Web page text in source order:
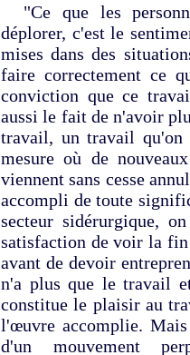
"Ce que les
déplorer, c'est le
mises dans des
faire correctement ce
conviction que ce
aussi le fait de n'avoir
travail, un travail qu'on
mesure où de
viennent sans cesse
accompli de toute
secteur sidérurgique,
satisfaction de voir la
avant de devoir
n'a plus que le travail
constitue le plaisir au
l'œuvre accomplie.
d'un mouvement